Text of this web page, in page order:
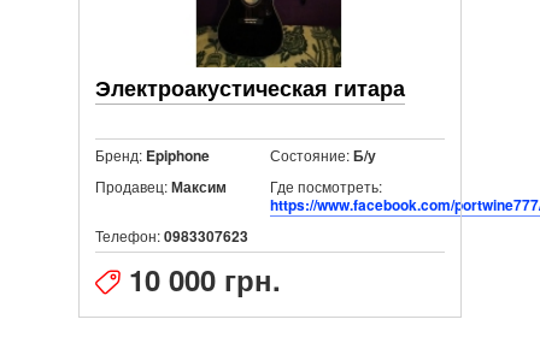
Электроакустическая гитара
Бренд: Epiphone Состояние:Б/у
Продавец:Максим
Где посмотреть:
https://www.facebook.com/
Телефон:0983307623
10 000 грн.